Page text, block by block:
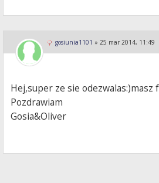
gosiunia1101 » 25 mar 2014, 11:49
Hej,super ze sie odezwalas:)masz
Pozdrawiam
Gosia&Oliver